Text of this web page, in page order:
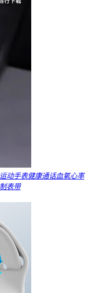
动手表健康通话血氧心率
表带